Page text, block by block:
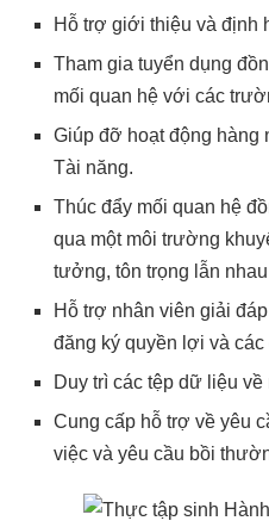
Hỗ trợ giới thiệu và định
Tham gia tuyển dụng
mối quan hệ với các
Giúp đỡ hoạt động hàng
Tài năng.
Thúc đẩy mối quan hệ
qua một môi trường
tưởng, tôn trọng lẫn
Hỗ trợ nhân viên giải
đăng ký quyền lợi và
Duy trì các tệp dữ liệu về
Cung cấp hỗ trợ về yêu
việc và yêu cầu bồi